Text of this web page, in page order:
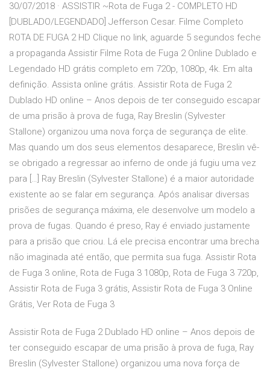
30/07/2018 · ASSISTIR ~Rota de Fuga 2 - COMPLETO HD
[DUBLADO/LEGENDADO] Jefferson Cesar. Filme Completo
ROTA DE FUGA 2 HD Clique no link, aguarde 5 segundos feche
a propaganda Assistir Filme Rota de Fuga 2 Online Dublado e
Legendado HD grátis completo em 720p, 1080p, 4k. Em alta
definição. Assista online grátis. Assistir Rota de Fuga 2
Dublado HD online – Anos depois de ter conseguido escapar
de uma prisão à prova de fuga, Ray Breslin (Sylvester
Stallone) organizou uma nova força de segurança de elite.
Mas quando um dos seus elementos desaparece, Breslin vê-
se obrigado a regressar ao inferno de onde já fugiu uma vez
para […] Ray Breslin (Sylvester Stallone) é a maior autoridade
existente ao se falar em segurança. Após analisar diversas
prisões de segurança máxima, ele desenvolve um modelo a
prova de fugas. Quando é preso, Ray é enviado justamente
para a prisão que criou. Lá ele precisa encontrar uma brecha
não imaginada até então, que permita sua fuga. Assistir Rota
de Fuga 3 online, Rota de Fuga 3 1080p, Rota de Fuga 3 720p,
Assistir Rota de Fuga 3 grátis, Assistir Rota de Fuga 3 Online
Grátis, Ver Rota de Fuga 3
Assistir Rota de Fuga 2 Dublado HD online – Anos depois de
ter conseguido escapar de uma prisão à prova de fuga, Ray
Breslin (Sylvester Stallone) organizou uma nova força de